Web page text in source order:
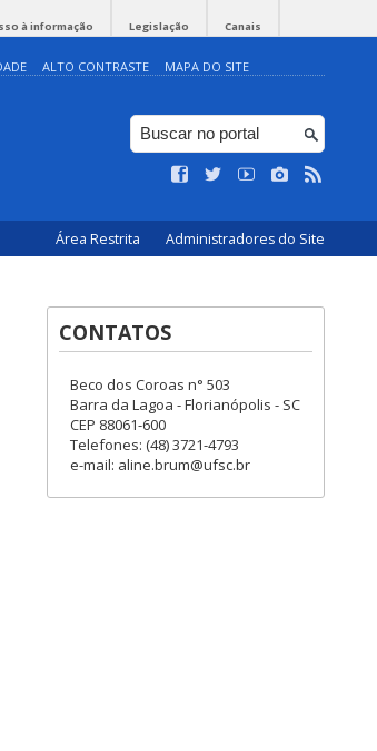
à informação Legislação Canais
ALTO CONTRASTE MAPA DO SITE
Área Restrita Administradores do Site
CONTATOS
Beco dos Coroas n° 503
Barra da Lagoa - Florianópolis - SC
CEP 88061-600
Telefones: (48) 3721-4793
e-mail: aline.brum@ufsc.br